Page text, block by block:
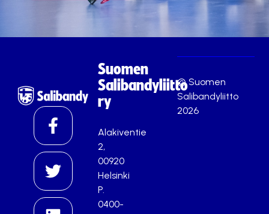
Suomen
Salibandyliitto
ry
Alakiventie
2,
00920
Helsinki
P.
0400-
© Suomen
Salibandyliitto
2026